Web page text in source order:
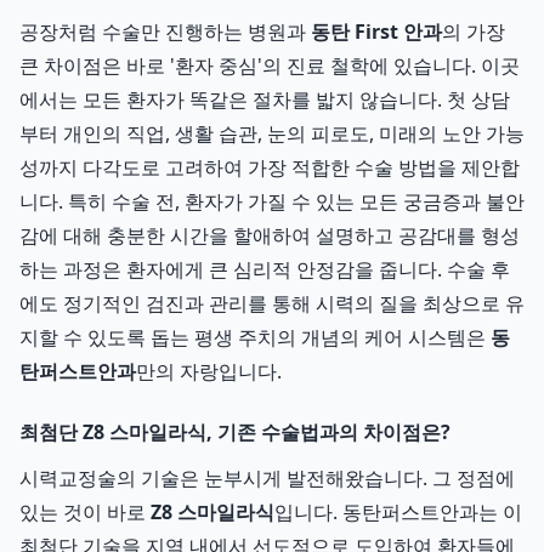
공장처럼 수술만 진행하는 병원과 동탄 First 안과의 가장
큰 차이점은 바로 '환자 중심'의 진료 철학에 있습니다. 이곳
에서는 모든 환자가 똑같은 절차를 밟지 않습니다. 첫 상담
부터 개인의 직업, 생활 습관, 눈의 피로도, 미래의 노안 가능
성까지 다각도로 고려하여 가장 적합한 수술 방법을 제안합
니다. 특히 수술 전, 환자가 가질 수 있는 모든 궁금증과 불안
감에 대해 충분한 시간을 할애하여 설명하고 공감대를 형성
하는 과정은 환자에게 큰 심리적 안정감을 줍니다. 수술 후
에도 정기적인 검진과 관리를 통해 시력의 질을 최상으로 유
지할 수 있도록 돕는 평생 주치의 개념의 케어 시스템은 동
탄퍼스트안과만의 자랑입니다.
최첨단 Z8 스마일라식, 기존 수술법과의 차이점은?
시력교정술의 기술은 눈부시게 발전해왔습니다. 그 정점에
있는 것이 바로 Z8 스마일라식입니다. 동탄퍼스트안과는 이
최첨단 기술을 지역 내에서 선도적으로 도입하여 환자들에